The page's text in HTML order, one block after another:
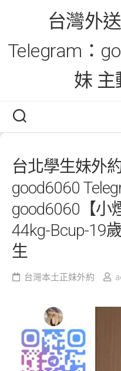
台灣外
Telegram：
妹 主
台北學生妹外約
good6060
good6060【小
44kg-Bcup-19
生
台灣本土正妹外約